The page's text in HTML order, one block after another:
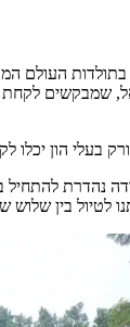
העולם
שמבקשים לקחת
בעלי הון יכלו
נהדרת
לטיול בין שלוש